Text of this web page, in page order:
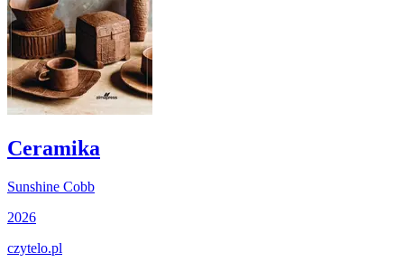
Ceramika
Sunshine Cobb
2026
czytelo.pl